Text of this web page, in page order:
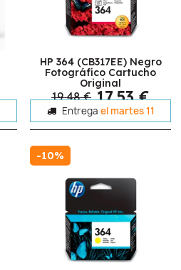
HP 364 (CB317EE) Negro
Fotográfico Cartucho
Original
19,48 € 17,53 €
Entrega el martes 11
-10%